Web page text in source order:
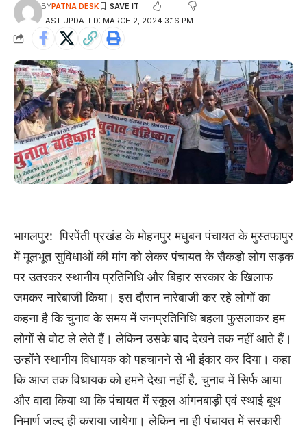
LAST UPDATED: MARCH 2, 2024 3:16 PM
BYPATNA DESK
भागलपुर: पिरपेंती प्रखंड के मोहनपुर मधुबन पंचायत के मुस्तफापुर
में मूलभूत सुविधाओं की मांग को लेकर पंचायत के सैकड़ो लोग सड़क
पर उतरकर स्थानीय प्रतिनिधि और बिहार सरकार के खिलाफ
जमकर नारेबाजी किया। इस दौरान नारेबाजी कर रहे लोगों का
कहना है कि चुनाव के समय में जनप्रतिनिधि बहला फुसलाकर हम
लोगों से वोट ले लेते हैं। लेकिन उसके बाद देखने तक नहीं आते हैं।
उन्होंने स्थानीय विधायक को पहचानने से भी इंकार कर दिया। कहा
कि आज तक विधायक को हमने देखा नहीं है, चुनाव में सिर्फ आया
और वादा किया था कि पंचायत में स्कूल आंगनबाड़ी एवं स्थाई बूथ
निमार्ण जल्द ही कराया जायेगा। लेकिन ना ही पंचायत में सरकारी